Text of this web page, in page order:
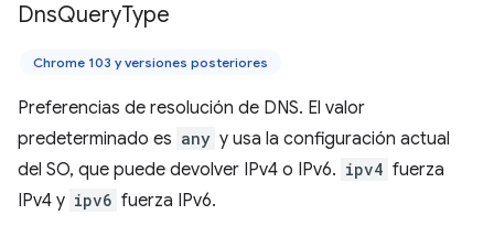
DnsQueryType
Chrome 103 y versiones posteriores
Preferencias de resolución de DNS. El valor
predeterminado es any y usa la configuración actual
del SO, que puede devolver IPv4 o IPv6. ipv4 fuerza
IPv4 y ipv6 fuerza IPv6.